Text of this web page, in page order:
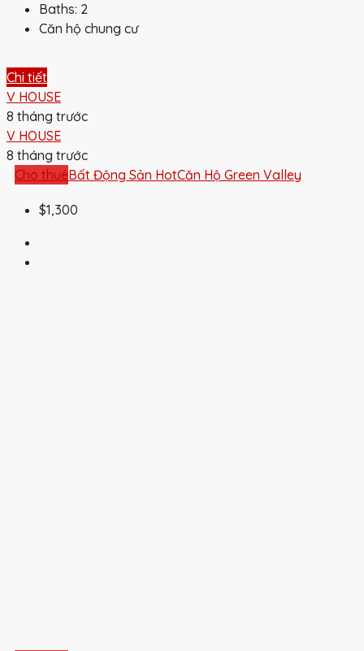
Baths: 2
Căn hộ chung cư
Chi tiết
V HOUSE
8 tháng trước
V HOUSE
8 tháng trước
Cho thuêBất Động Sản HotCăn Hộ Green Valley
$1,300